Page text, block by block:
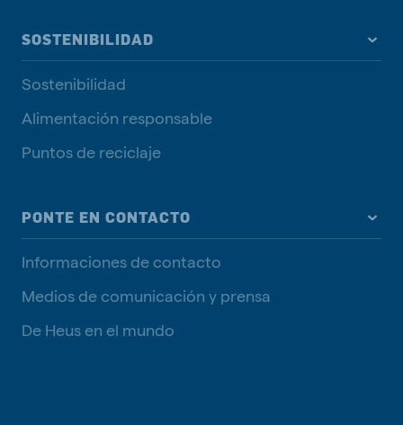
SOSTENIBILIDAD
Sostenibilidad
Alimentación responsable
Puntos de reciclaje
PONTE EN CONTACTO
Informaciones de contacto
Medios de comunicación y prensa
De Heus en el mundo